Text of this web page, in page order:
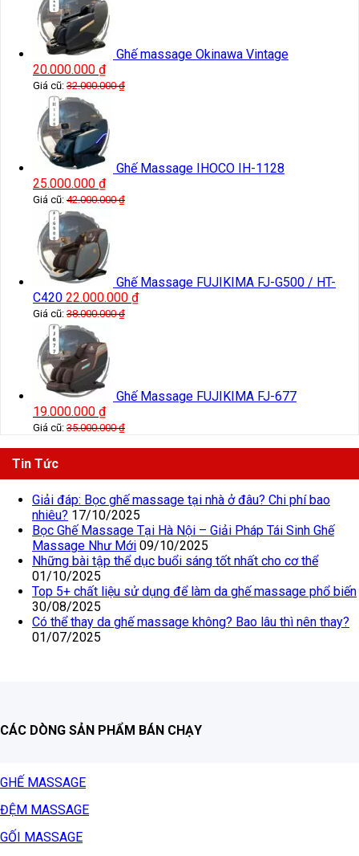
Ghế massage Okinawa Vintage
20.000.000 ₫
Giá cũ: 32.000.000₫
Ghế Massage IHOCO IH-1128
25.000.000 ₫
Giá cũ: 42.000.000₫
Ghế Massage FUJIKIMA FJ-G500 / HT-
C420 22.000.000 ₫
Giá cũ: 38.000.000₫
Ghế Massage FUJIKIMA FJ-677
19.000.000 ₫
Giá cũ: 35.000.000₫
Tin Tức
Giải đáp: Bọc ghế massage tại nhà ở đâu? Chi phí bao
nhiêu? 17/10/2025
Bọc Ghế Massage Tại Hà Nội – Giải Pháp Tái Sinh Ghế
Massage Như Mới 09/10/2025
Những bài tập thể dục buổi sáng tốt nhất cho cơ thể
01/10/2025
Top 5+ chất liệu sử dụng để làm da ghế massage phổ biến
30/08/2025
Có thể thay da ghế massage không? Bao lâu thì nên thay?
01/07/2025
CÁC DÒNG SẢN PHẨM BÁN CHẠY
GHẾ MASSAGE
ĐỆM MASSAGE
GỐI MASSAGE